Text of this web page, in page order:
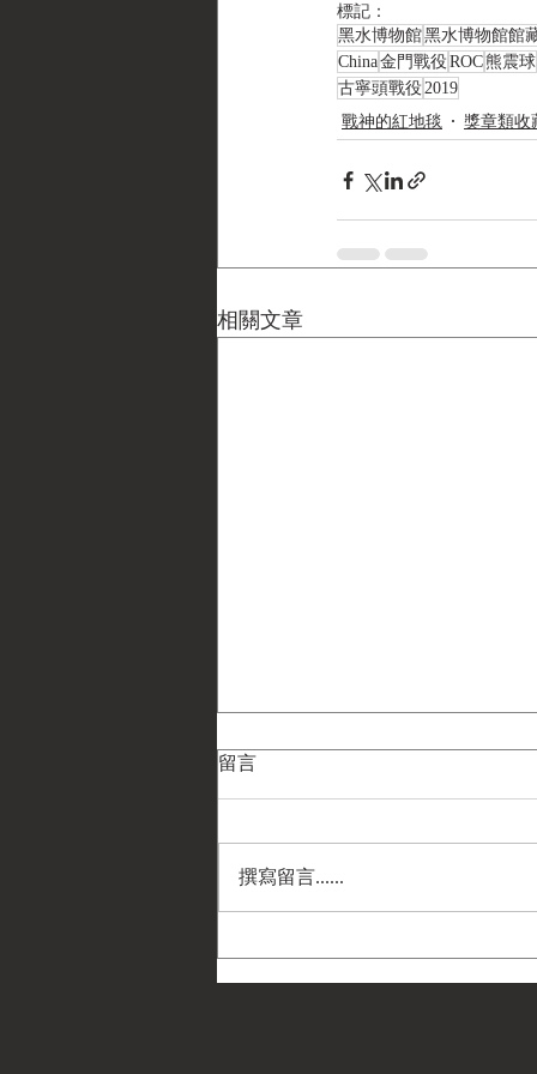
標記：
黑水博物館黑水博物館館
China金門戰役ROC熊震球
古寧頭戰役2019
戰神的紅地毯
獎章類收
相關文章
剛六號操演》實況側寫，金門
留言
撰寫留言......